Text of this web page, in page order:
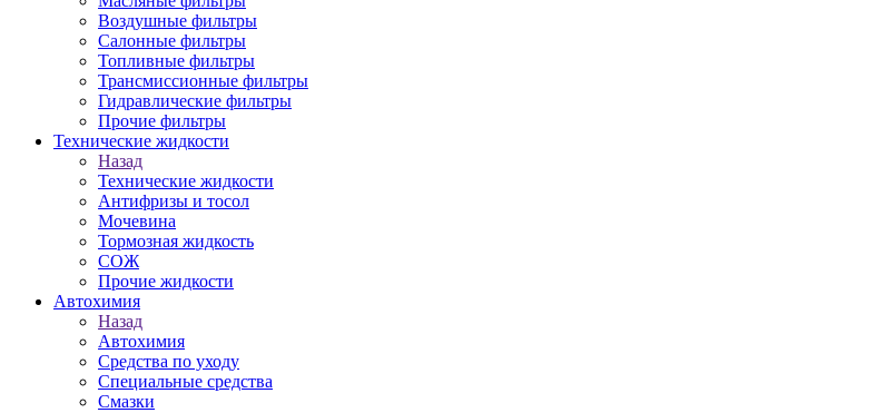
Воздушные фильтры
Салонные фильтры
Топливные фильтры
Трансмиссионные фильтры
Гидравлические фильтры
Прочие фильтры
Технические жидкости
Назад
Технические жидкости
Антифризы и тосол
Мочевина
Тормозная жидкость
СОЖ
Прочие жидкости
Автохимия
Назад
Автохимия
Средства по уходу
Специальные средства
Смазки